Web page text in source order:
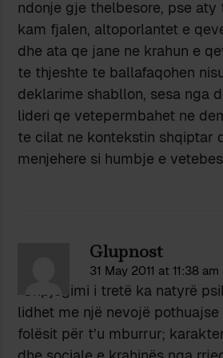
ndonje gje thelbesore, pse aty
kam fjalen, altoporlantet e
dhe ata qe jane ne krahun e
te thjeshte te ballafaqohen
deklarime shabllon, sesa nga
lideri qe vetepermbahet ne
te cilat ne kontekstin shqiptar
menjehere si humbje e
Glupnost
31 May 2011 at 11:38 am
“Shpjegimi i tretë ka natyrë
lidhet me një nevojë
folësit për t’u mburrur;